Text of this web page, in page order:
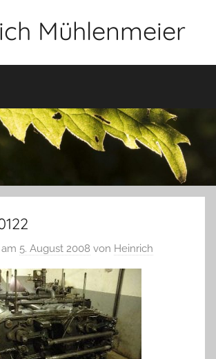
Mühlenmeier
5. August 2008 von Heinrich